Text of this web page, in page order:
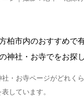
柏市内のおすすめで
神社・お寺でをお探
・お寺ページがどれく
しています。